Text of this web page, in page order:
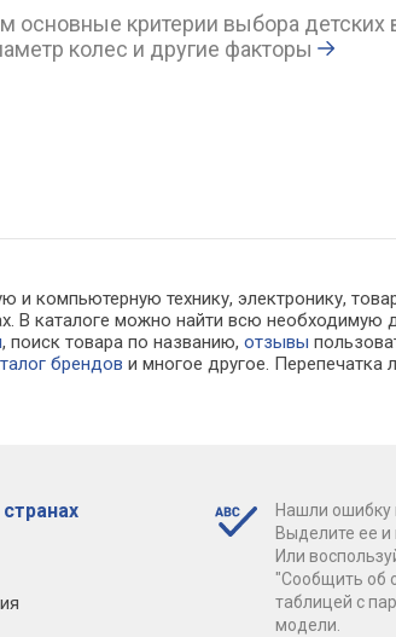
основные критерии выбора детских
колес и другие факторы
и компьютерную технику, электронику,
В каталоге можно найти всю
, поиск товара по названию,отзывы
брендов и многое другое. Перепечатка
Нашли ошибку
Выделите ее
Или
"Сообщить об
таблицей с
модели.